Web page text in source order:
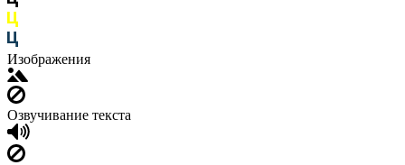
Изображения
Озвучивание текста